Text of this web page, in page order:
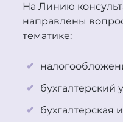
На Линию
направлены
тематике:
бухгалтерский
бухгалтерская